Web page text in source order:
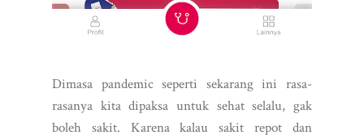
Dimasa pandemic seperti sekarang ini rasa-
rasanya kita dipaksa untuk sehat selalu, gak
boleh sakit. Karena kalau sakit repot dan